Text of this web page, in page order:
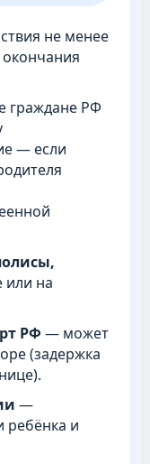
не менее
граждане РФ
— если
или на
РФ — может
(задержка
—
ребёнка и